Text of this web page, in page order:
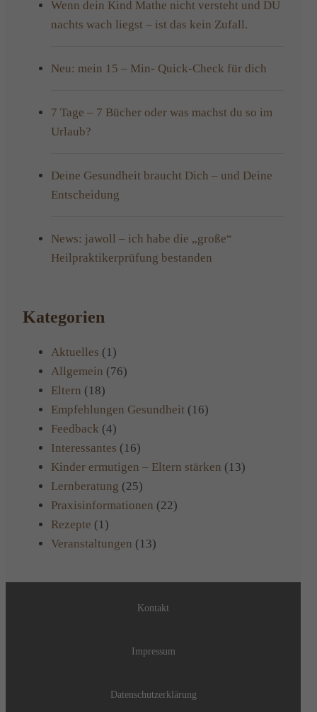
Wenn dein Kind Mathe nicht versteht und DU
nachts wach liegst – ist das kein Zufall.
Neu: mein 15 – Min- Quick-Check für dich
7 Tage – 7 Bücher oder was machst du so im
Urlaub?
Deine Gesundheit braucht Dich – und Deine
Entscheidung
News: jawoll – ich habe die „große“
Heilpraktikerprüfung bestanden
Kategorien
Aktuelles (1)
Allgemein (76)
Eltern (18)
Empfehlungen Gesundheit (16)
Feedback (4)
Interessantes (16)
Kinder ermutigen – Eltern stärken (13)
Lernberatung (25)
Praxisinformationen (22)
Rezepte (1)
Veranstaltungen (13)
Kontakt
Impressum
Datenschutzerklärung